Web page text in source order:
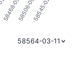
58564-03-11